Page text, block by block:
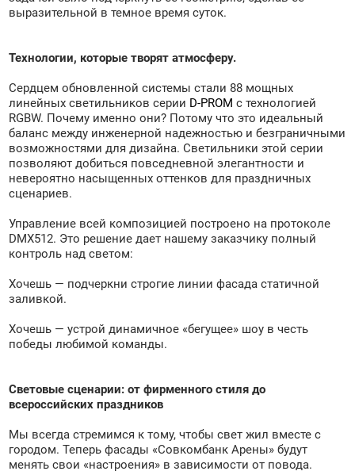
выразительной в темное время суток.
Технологии, которые творят атмосферу.
Сердцем обновленной системы стали 88 мощных
линейных светильников серии D-PROM с технологией
RGBW. Почему именно они? Потому что это идеальный
баланс между инженерной надежностью и безграничными
возможностями для дизайна. Светильники этой серии
позволяют добиться повседневной элегантности и
невероятно насыщенных оттенков для праздничных
сценариев.
Управление всей композицией построено на протоколе
DMX512. Это решение дает нашему заказчику полный
контроль над светом:
Хочешь — подчеркни строгие линии фасада статичной
заливкой.
Хочешь — устрой динамичное «бегущее» шоу в честь
победы любимой команды.
Световые сценарии: от фирменного стиля до
всероссийских праздников
Мы всегда стремимся к тому, чтобы свет жил вместе с
городом. Теперь фасады «Совкомбанк Арены» будут
менять свои «настроения» в зависимости от повода.